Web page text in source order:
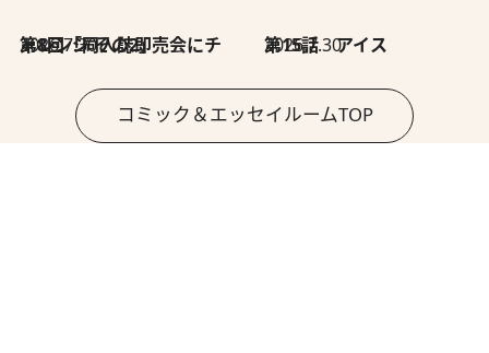
2026.7.30
第8回「同人誌即売会にチャレンジ その2」 2026.7.30
第15話 アイス
コミック＆エッセイルームTOP